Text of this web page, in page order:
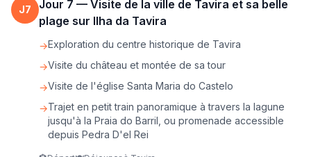
J7 Jour 7 — Visite de la ville de Tavira et sa belle
plage sur Ilha da Tavira
→Exploration du centre historique de Tavira
→Visite du château et montée de sa tour
→Visite de l'église Santa Maria do Castelo
→Trajet en petit train panoramique à travers la lagune
jusqu'à la Praia do Barril, ou promenade accessible
depuis Pedra D'el Rei